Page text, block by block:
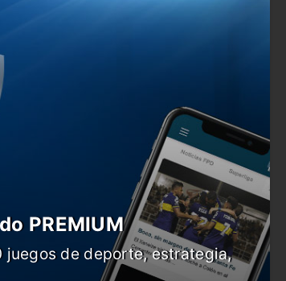
PREMIUM
de deporte, estrategia,